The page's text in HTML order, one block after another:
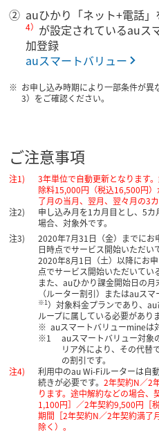
auひかり「ネット+電話
4） が設定されているauス
加登録
auスマートバリュー
お申し込み時期により一部条件が
3）をご確認ください。
ご注意事項
3年単位で自動更新となります
除料15,000円（税込16,500円
了月の当月、翌月、翌々月の3カ
申し込み月を1カ月目とし、5
場合、対象外です。
2020年7月31日（金）までにお
日時点でサービス開始いただい
2020年8月1日（土）以降にお
点でサービス開始いただいてい
また、auひかり課金開始日の
（ルーター割引）またはauス
※1）対象料金プランであり、
ループに属している必要がありま
auスマートバリューmineは
auスマートバリュー対象
リア外により、その代替
の割引です。
利用中のau Wi-Fiルーターは自
続きが必要です。2年契約N／2
ります。途中解約などの場合
1,100円］／2年契約9,500円［
期間［2年契約N／2年契約満了
除く）。